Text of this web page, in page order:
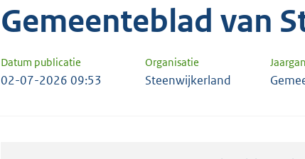
Gemeenteblad van
Datum publicatie Organisatie
02-07-2026 09:53 Steenwijkerland